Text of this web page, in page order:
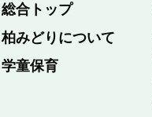
総合トップ
柏みどりについて
学童保育